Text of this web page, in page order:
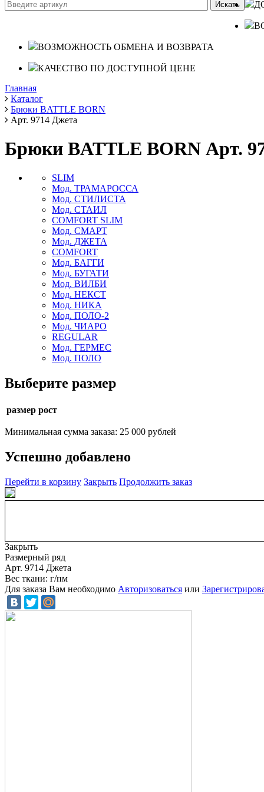
ВОЗМОЖНОСТЬ ОБМЕНА И ВОЗВРАТА
КАЧЕСТВО ПО ДОСТУПНОЙ ЦЕНЕ
Главная
Каталог
Брюки BATTLE BORN
Арт. 9714 Джета
Брюки BATTLE BORN Арт.
SLIM
Мод. ТРАМАРОССА
Мод. СТИЛИСТА
Мод. СТАИЛ
COMFORT SLIM
Мод. СМАРТ
Мод. ДЖЕТА
COMFORT
Мод. БАГГИ
Мод. БУГАТИ
Мод. ВИЛБИ
Мод. НЕКСТ
Мод. НИКА
Мод. ПОЛО-2
Мод. ЧИАРО
REGULAR
Мод. ГЕРМЕС
Мод. ПОЛО
Выберите размер
размер рост
Минимальная сумма заказа: 25 000 рублей
Успешно добавлено
Перейти в корзину Закрыть Продолжить заказ
Закрыть
Размерный ряд
Арт. 9714 Джета
Вес ткани: г/пм
Для заказа Вам необходимо Авторизоваться или